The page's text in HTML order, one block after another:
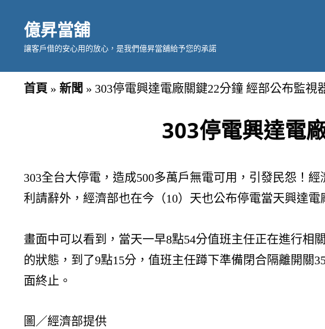
億昇當舖
讓客戶借的安心用的放心，是我們億昇當舖給予您的承諾
首頁 » 新聞 » 303停電興達電廠關鍵22分鐘 經部公布監視
303停電興達電
303全台大停電，造成500多萬戶無電可用，引發民怨！
利請辭外，經濟部也在今（10）天也公布停電當天興達電
畫面中可以看到，當天一早8點54分值班主任正在進行相
的狀態，到了9點15分，值班主任蹲下準備閉合隔離開關
面終止。
圖／經濟部提供